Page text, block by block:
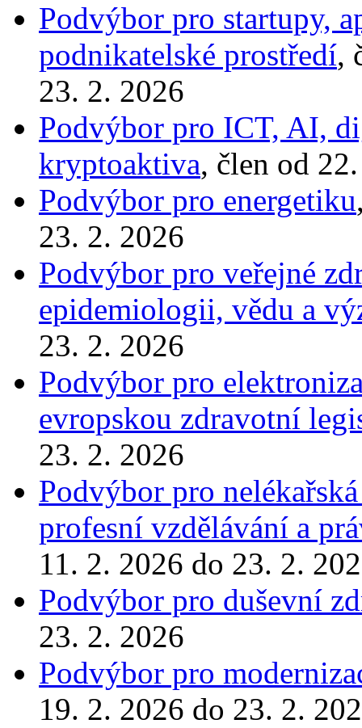
Podvýbor pro startupy,
podnikatelské prostředí,
23. 2. 2026
Podvýbor pro ICT, AI,
kryptoaktiva, člen od
Podvýbor pro energetiku
23. 2. 2026
Podvýbor pro veřejné
epidemiologii, vědu a
23. 2. 2026
Podvýbor pro
evropskou zdravotní
23. 2. 2026
Podvýbor pro
profesní vzdělávání a
11. 2. 2026 do 23. 2.
Podvýbor pro duševní
23. 2. 2026
Podvýbor pro
19. 2. 2026 do 23. 2.